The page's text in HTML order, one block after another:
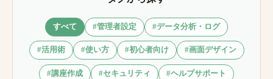
すべて #管理者設定 #データ分析・ログ
#活用術 #使い方 #初心者向け #画面デザイン
#講座作成 #セキュリティ #ヘルプサポート